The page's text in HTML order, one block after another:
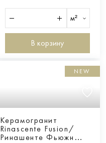
м²
В корзину
NEW
Керамогранит
Rinascente Fusion/
Ринашенте Фьюжн